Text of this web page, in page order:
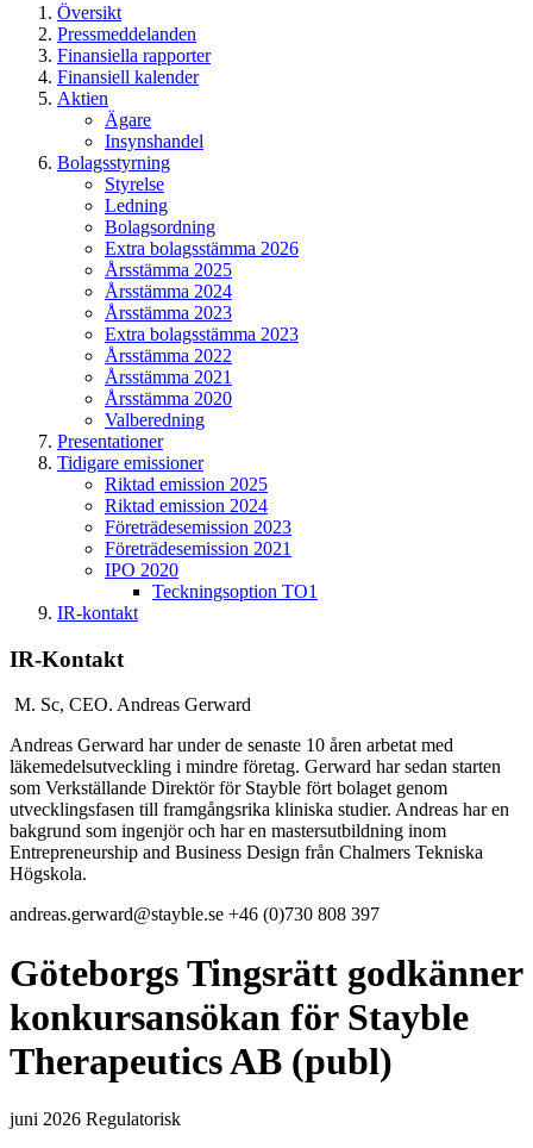
Översikt
Pressmeddelanden
Finansiella rapporter
Finansiell kalender
Aktien
Ägare
Insynshandel
Bolagsstyrning
Styrelse
Ledning
Bolagsordning
Extra bolagsstämma 2026
Årsstämma 2025
Årsstämma 2024
Årsstämma 2023
Extra bolagsstämma 2023
Årsstämma 2022
Årsstämma 2021
Årsstämma 2020
Valberedning
Presentationer
Tidigare emissioner
Riktad emission 2025
Riktad emission 2024
Företrädesemission 2023
Företrädesemission 2021
IPO 2020
Teckningsoption TO1
IR-kontakt
IR-Kontakt
M. Sc, CEO. Andreas Gerward
Andreas Gerward har under de senaste 10 åren arbetat med
läkemedelsutveckling i mindre företag. Gerward har sedan starten
som Verkställande Direktör för Stayble fört bolaget genom
utvecklingsfasen till framgångsrika kliniska studier. Andreas har en
bakgrund som ingenjör och har en mastersutbildning inom
Entrepreneurship and Business Design från Chalmers Tekniska
Högskola.
andreas.gerward@stayble.se +46 (0)730 808 397
Göteborgs Tingsrätt godkänner
konkursansökan för Stayble
Therapeutics AB (publ)
juni 2026 Regulatorisk